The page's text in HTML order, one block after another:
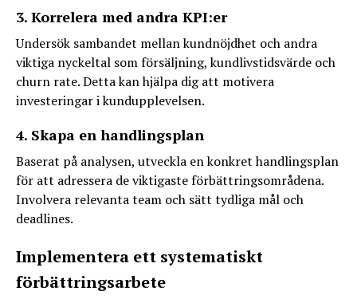
3. Korrelera med andra KPI:er
Undersök sambandet mellan kundnöjdhet och andra
viktiga nyckeltal som försäljning, kundlivstidsvärde och
churn rate. Detta kan hjälpa dig att motivera
investeringar i kundupplevelsen.
4. Skapa en handlingsplan
Baserat på analysen, utveckla en konkret handlingsplan
för att adressera de viktigaste förbättringsområdena.
Involvera relevanta team och sätt tydliga mål och
deadlines.
Implementera ett systematiskt
förbättringsarbete